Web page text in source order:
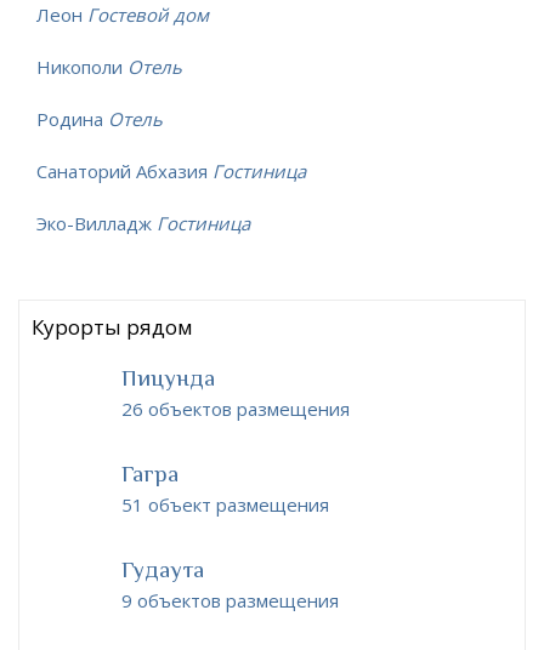
Леон Гостевой дом
Никополи Отель
Родина Отель
Санаторий Абхазия Гостиница
Эко-Вилладж Гостиница
Курорты рядом
Пицунда
26 объектов размещения
Гагра
51 объект размещения
Гудаута
9 объектов размещения